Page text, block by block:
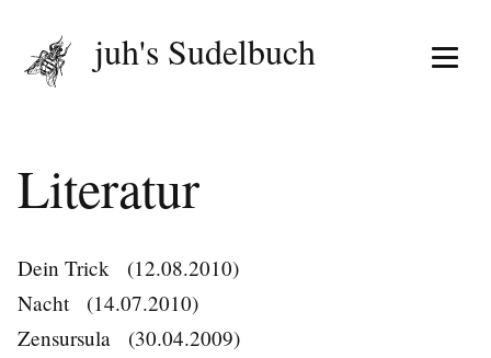
Menü
juh's Sudelbuch
Literatur
Dein Trick
(12.08.2010)
Nacht
(14.07.2010)
Zensursula
(30.04.2009)